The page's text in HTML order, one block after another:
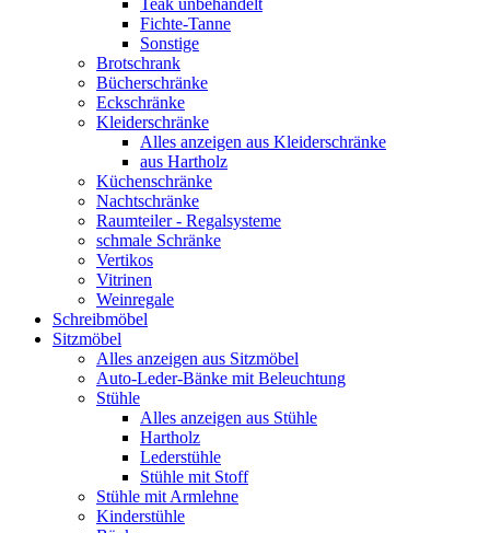
Teak unbehandelt
Fichte-Tanne
Sonstige
Brotschrank
Bücherschränke
Eckschränke
Kleiderschränke
Alles anzeigen aus Kleiderschränke
aus Hartholz
Küchenschränke
Nachtschränke
Raumteiler - Regalsysteme
schmale Schränke
Vertikos
Vitrinen
Weinregale
Schreibmöbel
Sitzmöbel
Alles anzeigen aus Sitzmöbel
Auto-Leder-Bänke mit Beleuchtung
Stühle
Alles anzeigen aus Stühle
Hartholz
Lederstühle
Stühle mit Stoff
Stühle mit Armlehne
Kinderstühle